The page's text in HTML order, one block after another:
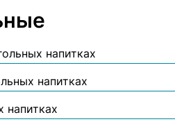
напитках
напитках
напитках